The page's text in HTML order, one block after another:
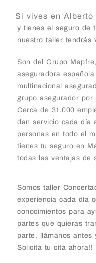
Si vives en Alberto
y tienes el seguro de
nuestro taller tendrás
Son del Grupo
aseguradora
multinacional
grupo asegurador por
Cerca de 31.000
dan servicio cada día
personas en todo el
tienes tu seguro en
todas las ventajas de
Somos taller
experiencia cada día
conocimientos para
partes que quieras
parte, llámanos antes
Solicita tu cita ahora!!